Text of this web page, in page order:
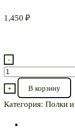
1,450 ₽
-
Количество
товара
Полка⭐”ПЛ
3
+ В корзину
Категория: Полки и